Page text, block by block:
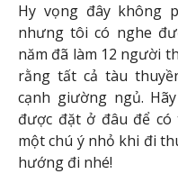
Hy vọng đây không
nhưng tôi có nghe
năm đã làm 12 người
rằng tất cả tàu
cạnh giường ngủ.
được đặt ở đâu để có
một chú ý nhỏ khi đi
hướng đi nhé!